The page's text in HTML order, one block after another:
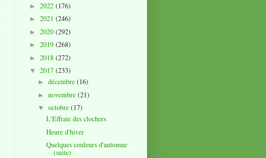
► 2022 (176)
► 2021 (246)
► 2020 (292)
► 2019 (268)
► 2018 (272)
▼ 2017 (233)
► décembre (16)
► novembre (21)
▼ octobre (17)
L'Effraie des clochers
Heure d'hiver
Quelques couleurs d'automne
(suite)